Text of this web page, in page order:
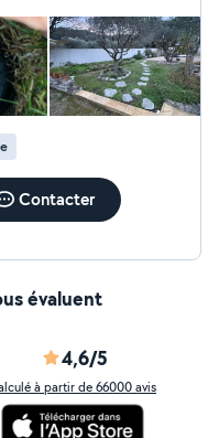
Contacter
évaluent
4,6/5
à partir de 66000 avis